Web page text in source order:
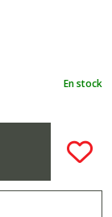
En stock